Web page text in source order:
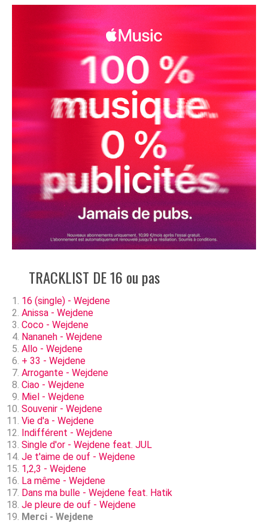
TRACKLIST DE 16 ou pas
16 (single) - Wejdene
Anissa - Wejdene
Coco - Wejdene
Nananeh - Wejdene
Allo - Wejdene
+ 33 - Wejdene
Arrogante - Wejdene
Ciao - Wejdene
Miel - Wejdene
Souvenir - Wejdene
Vie d'a - Wejdene
Indifférent - Wejdene
Single d'or - Wejdene feat. JUL
Je t'aime de ouf - Wejdene
1,2,3 - Wejdene
La même - Wejdene
Dans ma bulle - Wejdene feat. Hatik
Je pleure de ouf - Wejdene
Merci - Wejdene